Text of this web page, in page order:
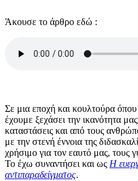
Άκουσε το άρθρο εδώ :
Σε μια εποχή και κουλτούρα όπου
έχουμε ξεχάσει την ικανότητα
καταστάσεις και από τους
με την στενή έννοια της
χρήσιμο για τον εαυτό μας, τους
Το έχω συναντήσει και ως Η
αντιπαραδείγματος.